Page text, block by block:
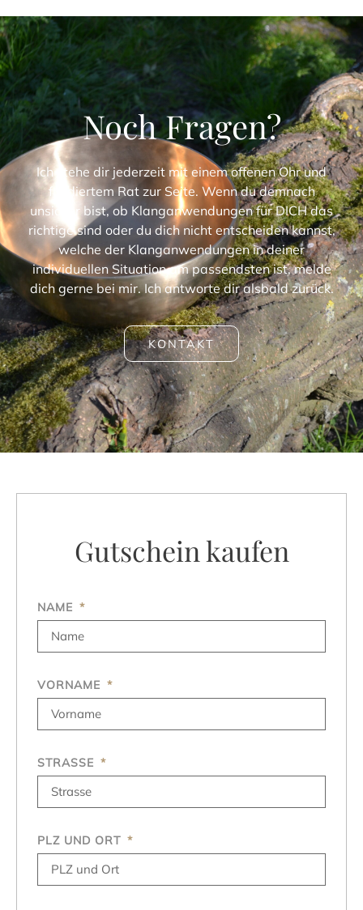
Noch Fragen?
Ich stehe dir jederzeit mit einem offenen Ohr und
fundiertem Rat zur Seite. Wenn du demnach
unsicher bist, ob Klanganwendungen fürDICHdas
richtige sind oder du dich nicht entscheiden kannst,
welche der Klanganwendungen in deiner
individuellen Situation am passendsten ist, melde
dich gerne bei mir. Ich antworte dir alsbald zurück.
KONTAKT
Gutschein kaufen
NAME
VORNAME
STRASSE
PLZ UND ORT